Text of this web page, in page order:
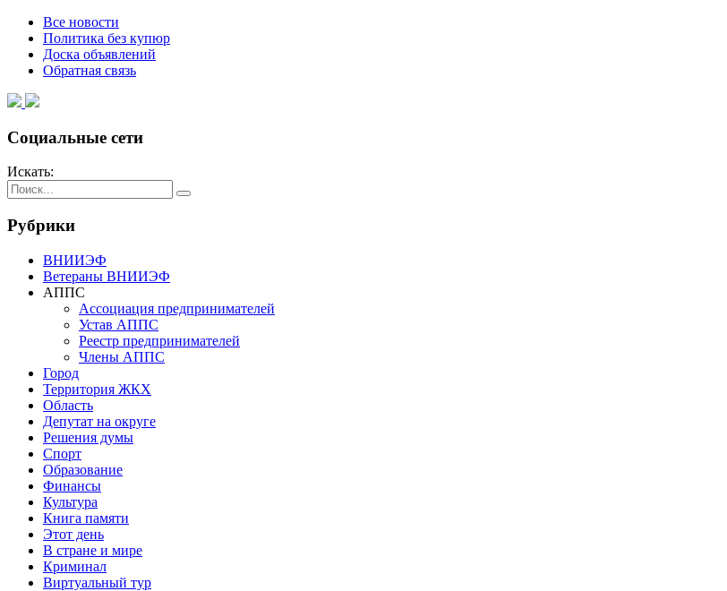
Все новости
Политика без купюр
Доска объявлений
Обратная связь
Социальные сети
Искать:
Рубрики
ВНИИЭФ
Ветераны ВНИИЭФ
АППС
Ассоциация предпринимателей
Устав АППС
Реестр предпринимателей
Члены АППС
Город
Территория ЖКХ
Область
Депутат на округе
Решения думы
Спорт
Образование
Финансы
Культура
Книга памяти
Этот день
В стране и мире
Криминал
Виртуальный тур